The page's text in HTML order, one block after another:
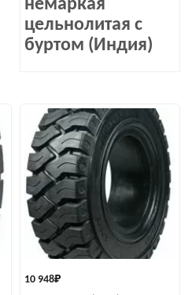
немаркая
цельнолитая с
буртом (Индия)
10 948₽